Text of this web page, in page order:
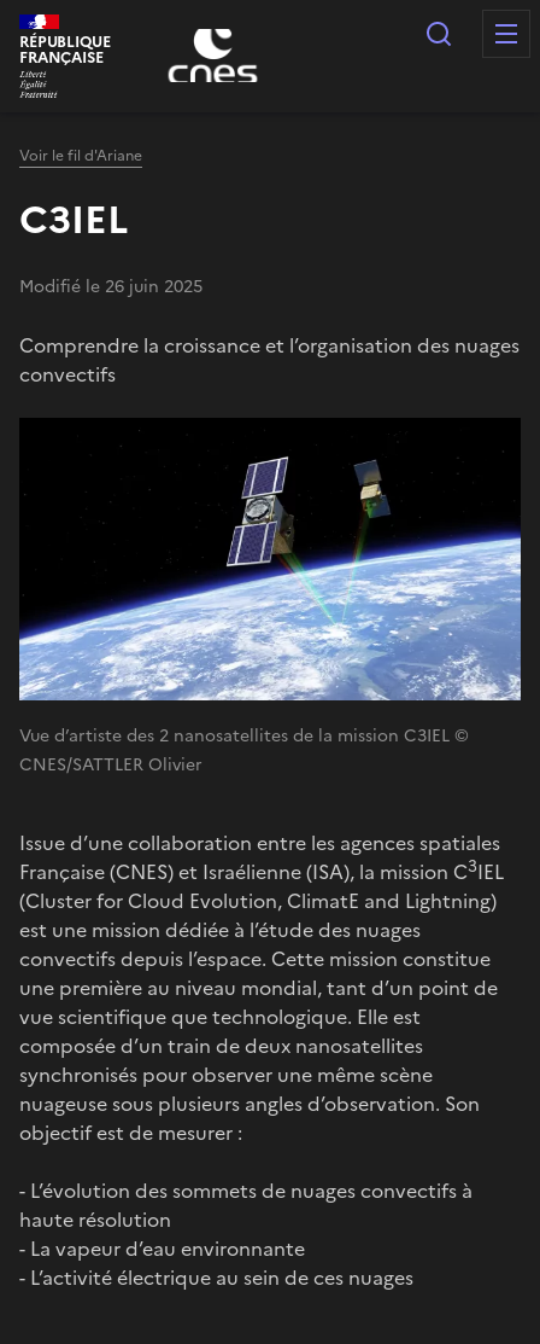
Panneau de gestion des cookies
RÉPUBLIQUE
FRANÇAISE
Voir le fil d'Ariane
C3IEL
Modifié le 26 juin 2025
Comprendre la croissance et l’organisation des nuages
convectifs
Vue d’artiste des 2 nanosatellites de la mission C3IEL ©
CNES/SATTLER Olivier
Issue d’une collaboration entre les agences spatiales
Française (CNES) et Israélienne (ISA), la mission C3IEL
(Cluster for Cloud Evolution, ClimatE and Lightning)
est une mission dédiée à l’étude des nuages
convectifs depuis l’espace. Cette mission constitue
une première au niveau mondial, tant d’un point de
vue scientifique que technologique. Elle est
composée d’un train de deux nanosatellites
synchronisés pour observer une même scène
nuageuse sous plusieurs angles d’observation. Son
objectif est de mesurer :
- L’évolution des sommets de nuages convectifs à
haute résolution
- La vapeur d’eau environnante
- L’activité électrique au sein de ces nuages